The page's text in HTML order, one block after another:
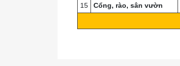
15
Cổng, rào, sân vườn